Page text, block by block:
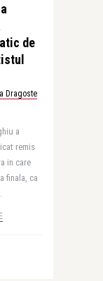
de
Dragoste
a
remis
in care
finala, ca